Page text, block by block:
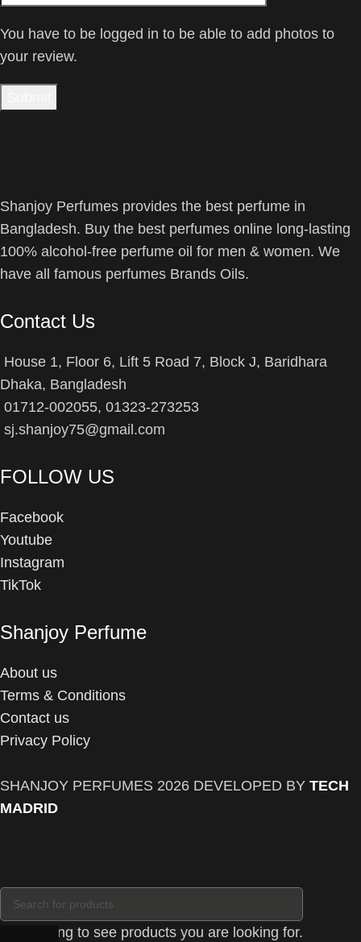
You have to be logged in to be able to add photos to
your review.
Shanjoy Perfumes provides the best perfume in
Bangladesh. Buy the best perfumes online long-lasting
100% alcohol-free perfume oil for men & women. We
have all famous perfumes Brands Oils.
Contact Us
House 1, Floor 6, Lift 5 Road 7, Block J, Baridhara
Dhaka, Bangladesh
01712-002055, 01323-273253
sj.shanjoy75@gmail.com
FOLLOW US
Facebook
Youtube
Instagram
TikTok
Shanjoy Perfume
About us
Terms & Conditions
Contact us
Privacy Policy
SHANJOY PERFUMES 2026 DEVELOPED BY TECH
MADRID
Start typing to see products you are looking for.